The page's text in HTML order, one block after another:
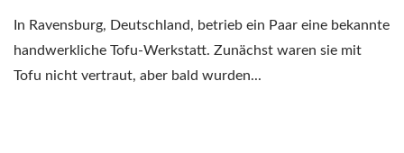
In Ravensburg, Deutschland, betrieb ein Paar eine bekannte
handwerkliche Tofu-Werkstatt. Zunächst waren sie mit
Tofu nicht vertraut, aber bald wurden...